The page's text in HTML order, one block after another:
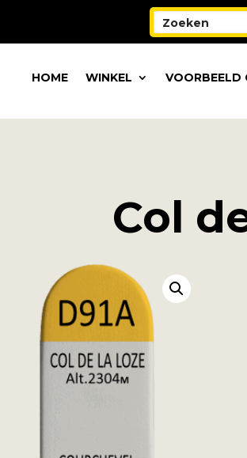
HOME WINKEL VOORBEELD
Col